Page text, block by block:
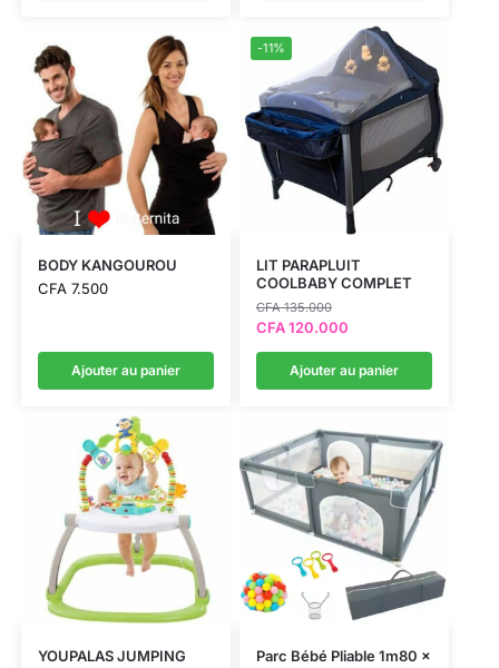
BODY KANGOUROU
CFA7.500
Ajouter au panier
-11%
LIT PARAPLUIT
COOLBABY COMPLET
CFA135.000
CFA120.000
Ajouter au panier
YOUPALAS JUMPING
Parc Bébé Pliable 1m80 x